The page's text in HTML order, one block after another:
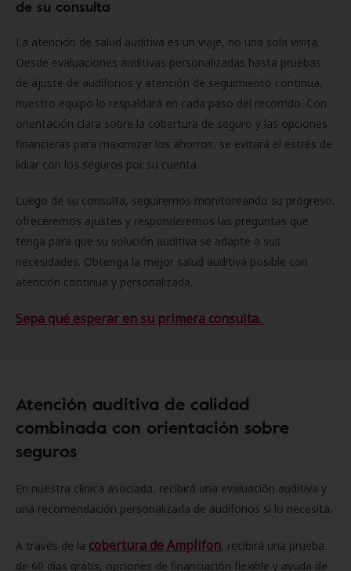
de su consulta
La atención de salud auditiva es un viaje, no una sola visita.
Desde evaluaciones auditivas personalizadas hasta pruebas
de ajuste de audífonos y atención de seguimiento continua,
nuestro equipo lo respaldará en cada paso del recorrido. Con
orientación clara sobre la cobertura de seguro y las opciones
financieras para maximizar los ahorros, se evitará el estrés de
lidiar con los seguros por su cuenta.
Luego de su consulta, seguiremos monitoreando su progreso,
ofreceremos ajustes y responderemos las preguntas que
tenga para que su solución auditiva se adapte a sus
necesidades. Obtenga la mejor salud auditiva posible con
atención continua y personalizada.
Sepa qué esperar en su primera consulta.
Atención auditiva de calidad
combinada con orientación sobre
seguros
En nuestra clínica asociada, recibirá una evaluación auditiva y
una recomendación personalizada de audífonos si lo necesita.
A través de la cobertura de Amplifon, recibirá una prueba
de 60 días gratis, opciones de financiación flexible y ayuda de